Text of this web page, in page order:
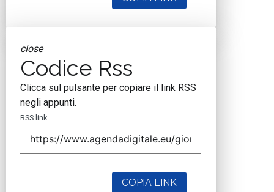
close
Codice Rss
Clicca sul pulsante per copiare il link RSS
negli appunti.
RSS link
COPIA LINK